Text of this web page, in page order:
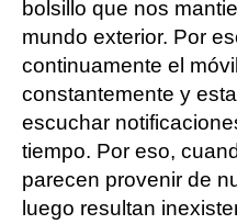
bolsillo que nos
mundo exterior. Por
continuamente el
constantemente y
escuchar
tiempo. Por eso,
parecen provenir de
luego resultan